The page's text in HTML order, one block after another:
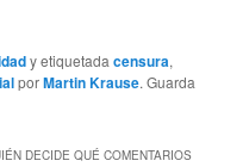
y etiquetadacensura,
porMartin Krause. Guarda
DECIDE QUÉ COMENTARIOS